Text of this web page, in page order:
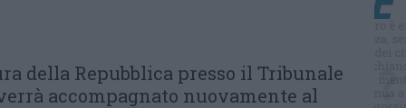
della Repubblica presso il Tribunale
accompagnato nuovamente al